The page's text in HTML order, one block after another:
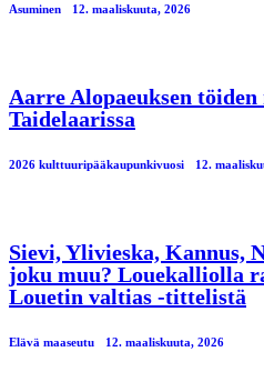
Asuminen 12. maaliskuuta, 2026
Aarre Alopaeuksen
Taidelaarissa
2026 kulttuuripääkaupunkivuosi 12.
Sievi, Ylivieska, Kannus,
joku muu? Louekalliolla
Louetin valtias -tittelistä
Elävä maaseutu 12. maaliskuuta, 2026